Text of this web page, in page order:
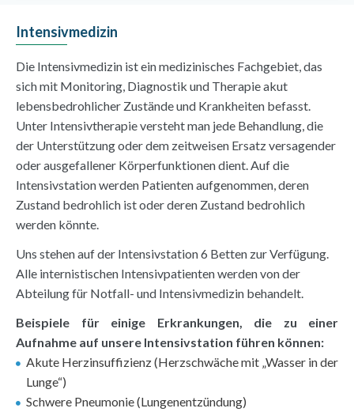
Intensivmedizin
Die Intensivmedizin ist ein medizinisches Fachgebiet, das
sich mit Monitoring, Diagnostik und Therapie akut
lebensbedrohlicher Zustände und Krankheiten befasst.
Unter Intensivtherapie versteht man jede Behandlung, die
der Unterstützung oder dem zeitweisen Ersatz versagender
oder ausgefallener Körperfunktionen dient.Auf die
Intensivstation werden Patienten aufgenommen, deren
Zustand bedrohlich ist oder deren Zustand bedrohlich
werden könnte.
Uns stehen auf der Intensivstation 6 Betten zur Verfügung.
Alle internistischen Intensivpatienten werden von der
Abteilung für Notfall- und Intensivmedizin behandelt.
Beispiele für einige Erkrankungen, die zu einer
Aufnahme auf unsere Intensivstation führen können:
Akute Herzinsuffizienz (Herzschwäche mit „Wasser in der
Lunge“)
Schwere Pneumonie (Lungenentzündung)